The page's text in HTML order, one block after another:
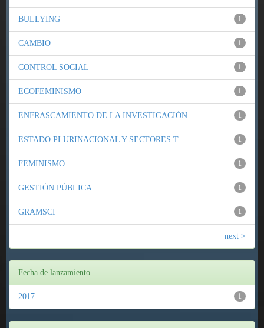
1
BULLYING
1
CAMBIO
1
CONTROL SOCIAL
1
ECOFEMINISMO
1
ENFRASCAMIENTO DE LA INVESTIGACIÓN
1
ESTADO PLURINACIONAL Y SECTORES T...
1
FEMINISMO
1
GESTIÓN PÚBLICA
1
GRAMSCI
next >
Fecha de lanzamiento
1
2017